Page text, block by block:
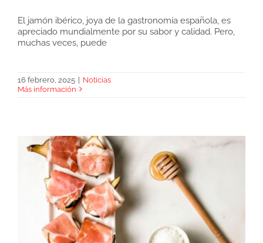
Jamón ibérico en lonchas, comodidad y
calidad a tu alcance
El jamón ibérico, joya de la gastronomía española, es
apreciado mundialmente por su sabor y calidad. Pero,
muchas veces, puede
16 febrero, 2025
Noticias
Más información